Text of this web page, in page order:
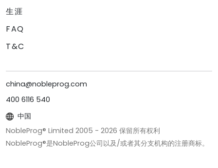
生涯
FAQ
T&C
china@nobleprog.com
400 6116 540
中国
NobleProg® Limited 2005 - 2026 保留所有权利
NobleProg®是NobleProg公司以及/或者其分支机构的注册商标。